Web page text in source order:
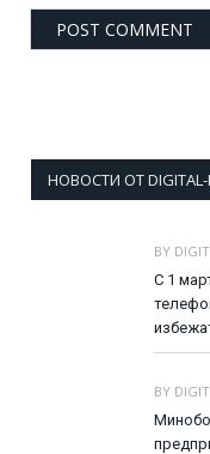
НОВОСТИ ОТ DIGITAL-
BY
С 1
BY